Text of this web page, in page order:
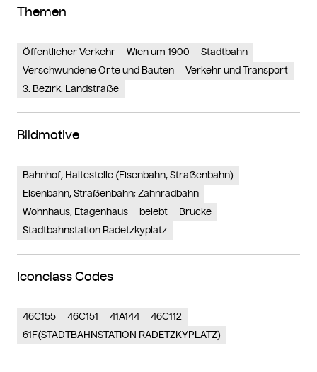
Themen
Öffentlicher Verkehr Wien um 1900
Stadtbahn
Verschwundene Orte und Bauten
Verkehr und Transport
3. Bezirk: Landstraße
Bildmotive
Bahnhof, Haltestelle (Eisenbahn, Straßenbahn)
Eisenbahn, Straßenbahn; Zahnradbahn
Wohnhaus, Etagenhaus
belebt
Brücke
Stadtbahnstation Radetzkyplatz
Iconclass Codes
46C155 46C151 41A144
46C112
61F(STADTBAHNSTATION RADETZKYPLATZ)